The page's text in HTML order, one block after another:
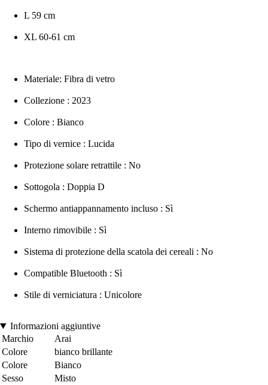
L 59 cm
XL 60-61 cm
Materiale: Fibra di vetro
Collezione : 2023
Colore : Bianco
Tipo di vernice : Lucida
Protezione solare retrattile : No
Sottogola : Doppia D
Schermo antiappannamento incluso : Sì
Interno rimovibile : Sì
Sistema di protezione della scatola dei cereali : No
Compatible Bluetooth : Sì
Stile di verniciatura : Unicolore
Informazioni aggiuntive
Marchio
Arai
Colore
bianco brillante
Colore
Bianco
Sesso
Misto